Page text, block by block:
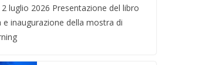
luglio 2026 Presentazione del libro
e inaugurazione della mostra di